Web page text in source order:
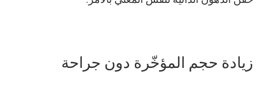
زيادة حجم المؤخّرة دون جراحة